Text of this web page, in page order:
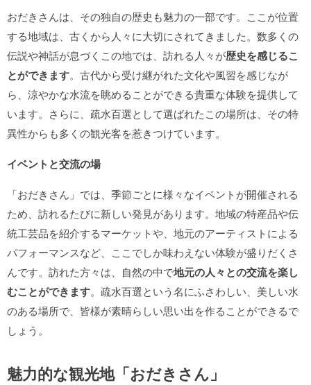
おだきさんは、その独自の歴史も魅力の一部です。ここが位置
する地域は、古くから人々に大切にされてきました。数多くの
伝説や神話が息づくこの地では、訪れる人々が歴史を感じるこ
とができます。古代から受け継がれた文化や風習を感じなが
ら、涼やかな水流を眺めることができる貴重な体験を提供して
います。さらに、疏水百選として選ばれたこの場所は、その特
異性からも多くの観光客を惹きつけています。
イベントと交流の場
「おだきさん」では、季節ごとに様々なイベントが開催される
ため、訪れるたびに新しい発見があります。地域の特産品や伝
統工芸品を紹介するマーケットや、地元のアーティストによる
パフォーマンスなど、ここでしか味わえない体験が盛りだくさ
んです。訪れた方々は、自然の中で地元の人々との交流を楽し
むことができます。疏水百選という名にふさわしい、美しい水
のある場所で、皆様が素晴らしい思い出を作ることができるで
しょう。
魅力的な観光地「おだきさん」